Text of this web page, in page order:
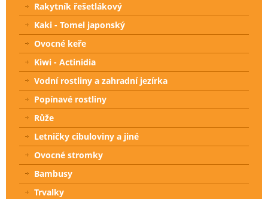
Rakytník řešetlákový
Kaki - Tomel japonský
Ovocné keře
Kiwi - Actinidia
Vodní rostliny a zahradní jezírka
Popínavé rostliny
Růže
Letničky cibuloviny a jiné
Ovocné stromky
Bambusy
Trvalky